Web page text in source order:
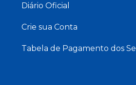
Diário Oficial
Crie sua Conta
Tabela de Pagamento dos